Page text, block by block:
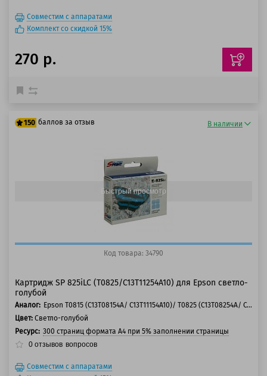
Совместим с аппаратами
Комплект со скидкой 15%
270 р.
150 баллов за отзыв В наличии
Быстрый просмотр
Код товара: 34790
Картридж SP 825iLC (T0825/C13T11254A10) для Epson светло-
голубой
Аналог:
Epson T0815 (C13T08154A/ C13T11154A10)/ T0825 (C13T08254A/ C13T11254A10)
Цвет: Светло-голубой
Ресурс: 300 страниц формата А4 при 5% заполнении страницы
0 отзывов вопросов
Совместим с аппаратами